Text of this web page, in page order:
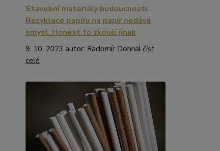
Stavební materiály budoucnosti.
Recyklace papíru na papír nedává
smysl. Honext to zkouší jinak
9. 10. 2023 autor: Radomír Dohnal číst
celé